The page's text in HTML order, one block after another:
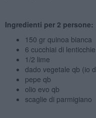
Ingredienti per 2 persone:
150 gr quinoa bianca
6 cucchiai di
1/2 lime
dado vegetale qb (io
pepe qb
olio evo qb
scaglie di parmigiano